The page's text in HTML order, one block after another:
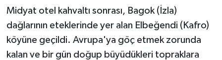
Midyat otel kahvaltı sonrası, Bagok (İzla)
dağlarının eteklerinde yer alan Elbeğendi (Kafro)
köyüne geçildi. Avrupa'ya göç etmek zorunda
kalan ve bir gün doğup büyüdükleri topraklara